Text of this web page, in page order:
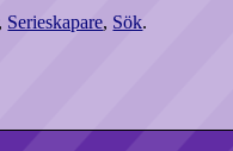
Serieskapare, Sök.